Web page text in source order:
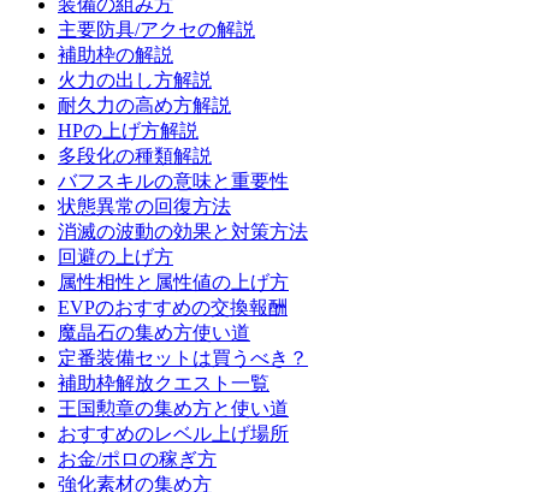
装備の組み方
主要防具/アクセの解説
補助枠の解説
火力の出し方解説
耐久力の高め方解説
HPの上げ方解説
多段化の種類解説
バフスキルの意味と重要性
状態異常の回復方法
消滅の波動の効果と対策方法
回避の上げ方
属性相性と属性値の上げ方
EVPのおすすめの交換報酬
魔晶石の集め方使い道
定番装備セットは買うべき？
補助枠解放クエスト一覧
王国勲章の集め方と使い道
おすすめのレベル上げ場所
お金/ポロの稼ぎ方
強化素材の集め方